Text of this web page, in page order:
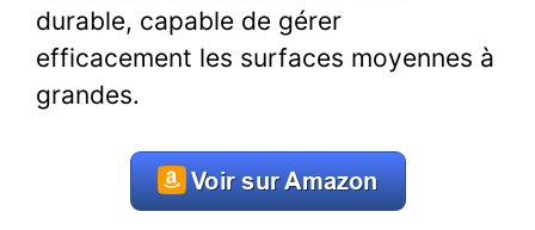
durable, capable de gérer
efficacement les surfaces moyennes à
grandes.